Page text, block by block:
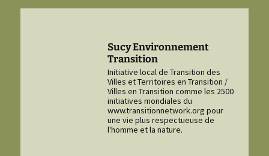
Sucy Environnement
Transition
Initiative local de Transition des
Villes et Territoires en Transition /
Villes en Transition comme les 2500
initiatives mondiales du
www.transitionnetwork.org pour
une vie plus respectueuse de
l'homme et la nature.